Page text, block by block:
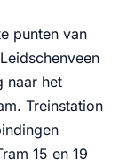
punten van
naar het
Treinstation
15 en 19